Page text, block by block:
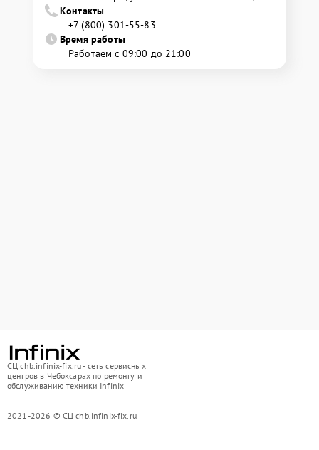
Контакты
+7 (800) 301-55-83
Время работы
Работаем с 09:00 до 21:00
СЦ chb.infinix-fix.ru - сеть сервисных
центров в Чебоксарах по ремонту и
обслуживанию техники Infinix
2021-2026 © СЦ chb.infinix-fix.ru